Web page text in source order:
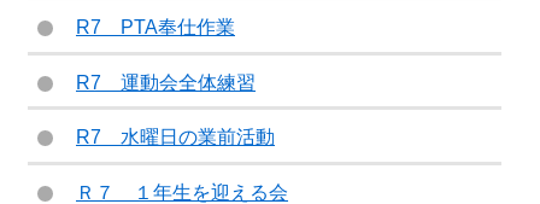
R7 PTA奉仕作業
R7 運動会全体練習
R7 水曜日の業前活動
Ｒ７ １年生を迎える会